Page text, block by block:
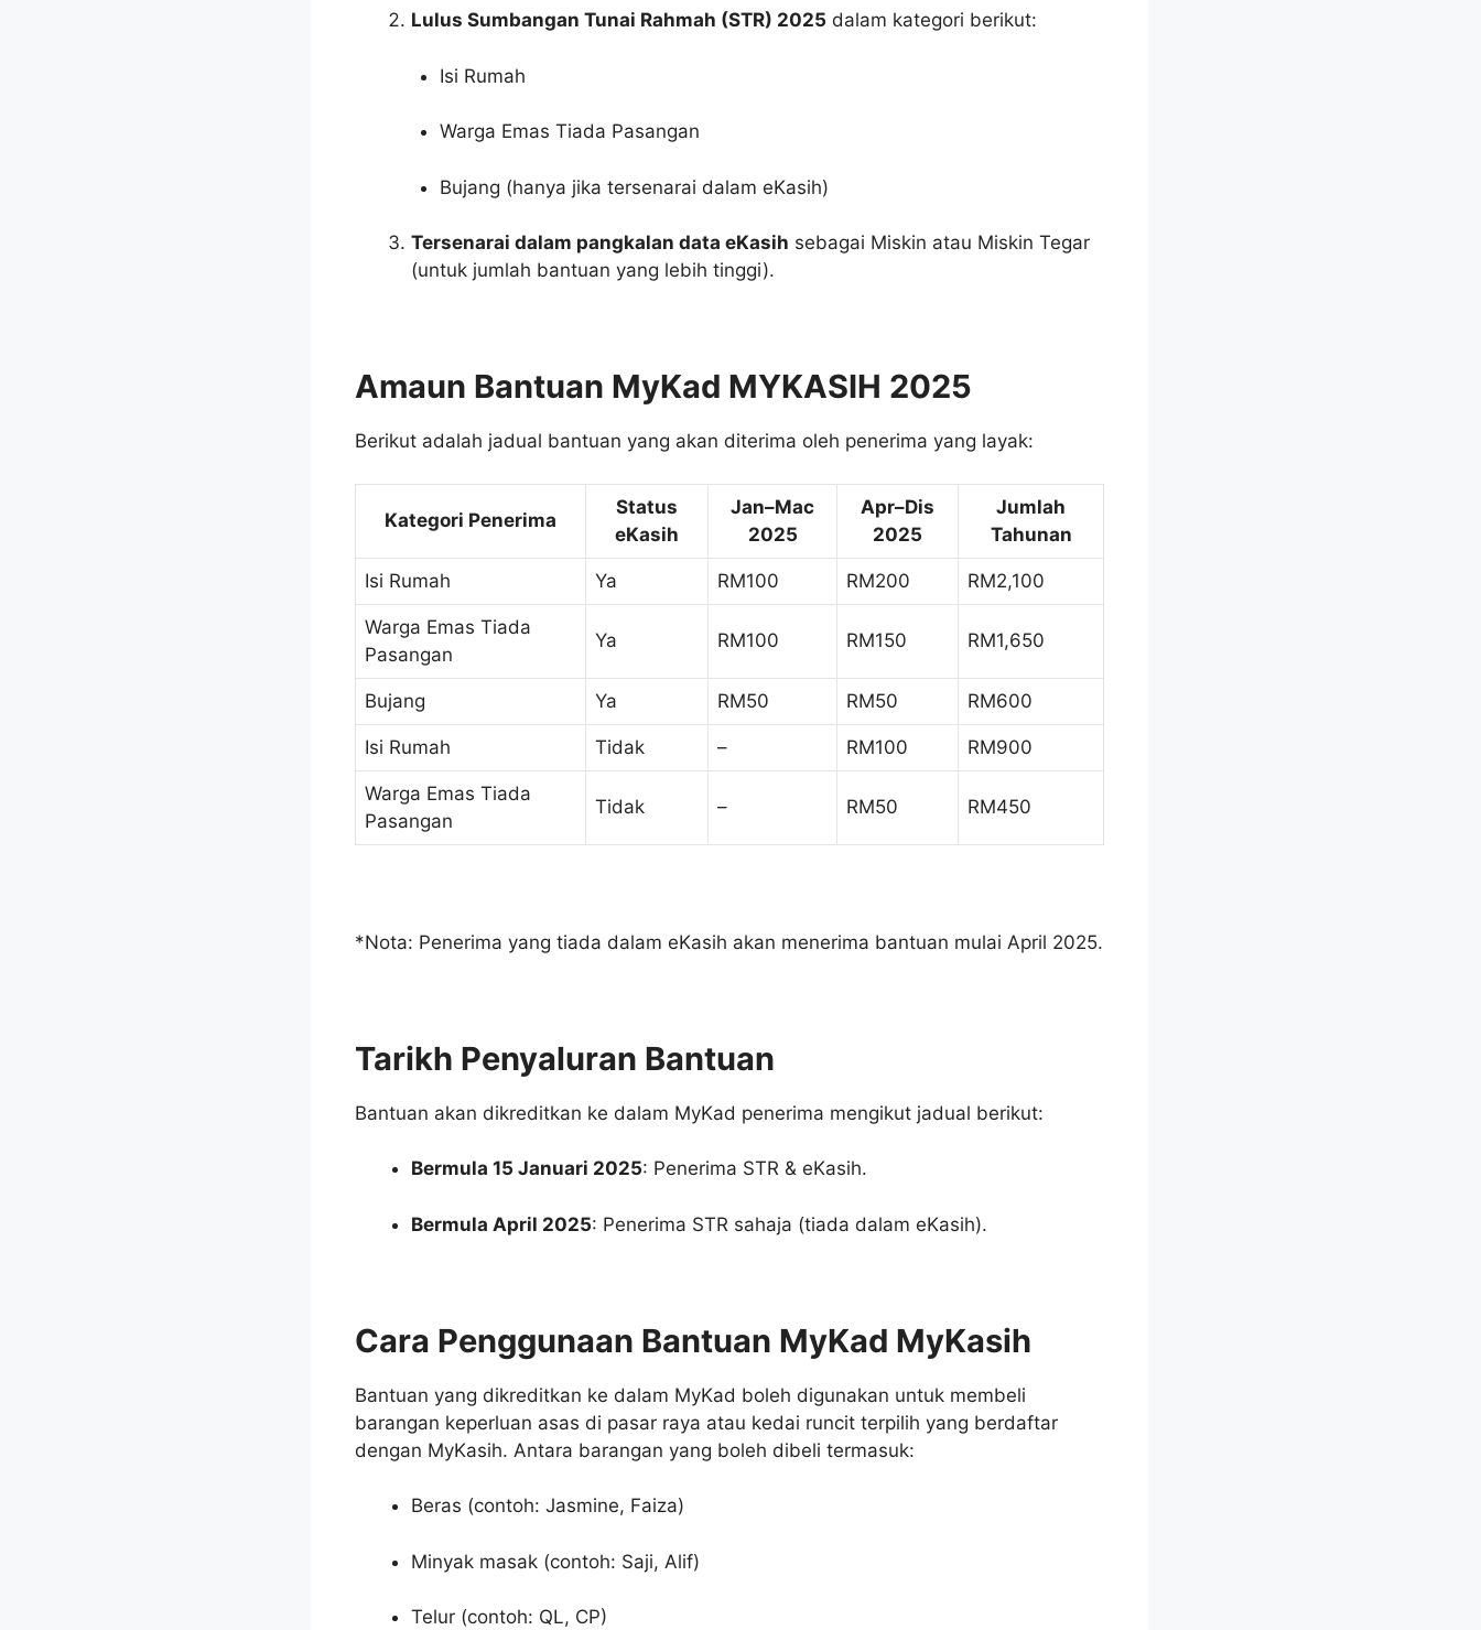
Lulus Sumbangan Tunai Rahmah (STR) 2025 dalam kategori berikut:
Isi Rumah
Warga Emas Tiada Pasangan
Bujang (hanya jika tersenarai dalam eKasih)
Tersenarai dalam pangkalan data eKasih sebagai Miskin atau Miskin Tegar
(untuk jumlah bantuan yang lebih tinggi).
Amaun Bantuan MyKad MYKASIH 2025
Berikut adalah jadual bantuan yang akan diterima oleh penerima yang layak:
Kategori Penerima
Status
eKasih
Jan–Mac
2025
Apr–Dis
2025
Jumlah
Tahunan
Isi Rumah Ya RM100 RM200 RM2,100
Warga Emas Tiada
Pasangan
Ya RM100 RM150 RM1,650
Bujang Ya RM50 RM50 RM600
Isi Rumah Tidak – RM100 RM900
Warga Emas Tiada
Pasangan
Tidak – RM50 RM450
*Nota: Penerima yang tiada dalam eKasih akan menerima bantuan mulai April 2025.
Tarikh Penyaluran Bantuan
Bantuan akan dikreditkan ke dalam MyKad penerima mengikut jadual berikut:
Bermula 15 Januari 2025: Penerima STR & eKasih.
Bermula April 2025: Penerima STR sahaja (tiada dalam eKasih).
Cara Penggunaan Bantuan MyKad MyKasih
Bantuan yang dikreditkan ke dalam MyKad boleh digunakan untuk membeli
barangan keperluan asas di pasar raya atau kedai runcit terpilih yang berdaftar
dengan MyKasih. Antara barangan yang boleh dibeli termasuk:
Beras (contoh: Jasmine, Faiza)
Minyak masak (contoh: Saji, Alif)
Telur (contoh: QL, CP)